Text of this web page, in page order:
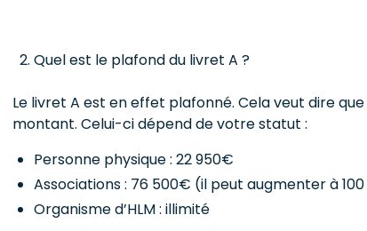
Quel est le plafond du livret A ?
Le livret A est en effet plafonné. Cela veut dire
montant. Celui-ci dépend de votre statut :
Personne physique : 22 950€
Associations : 76 500€ (il peut augmenter à
Organisme d’HLM : illimité